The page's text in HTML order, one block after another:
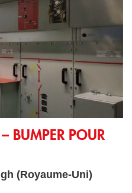
BUMPER POUR
(Royaume-Uni)